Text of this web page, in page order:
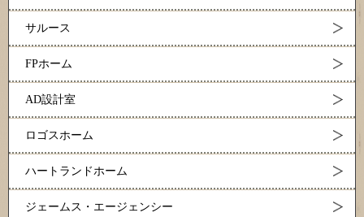
サルース
FPホーム
AD設計室
ロゴスホーム
ハートランドホーム
ジェームス・エージェンシー